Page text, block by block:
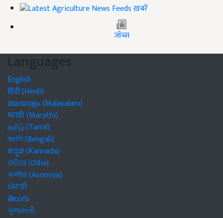
ख़बरें
जॉब्स
Languages
English
हिंदी (Hindi)
മലയാളം (Malayalam)
मराठी (Marathi)
தமிழ் (Tamil)
বাঙালি (Bengali)
ಕನ್ನಡ (Kannada)
ଓଡିଆ (Odia)
অসমীয়া (Asomiya)
ਪੰਜਾਬੀ
తెలుగు
ગુજરાતી